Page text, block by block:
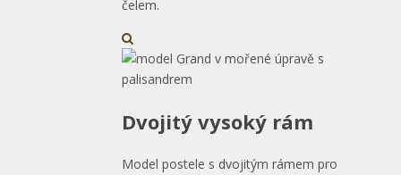
čelem.
Dvojitý vysoký rám
Model postele s dvojitým rámem pro